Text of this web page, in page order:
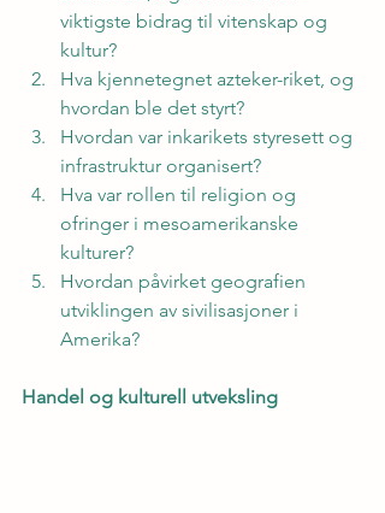
viktigste bidrag til vitenskap og
kultur?
Hva kjennetegnet azteker-riket, og
hvordan ble det styrt?
Hvordan var inkarikets styresett og
infrastruktur organisert?
Hva var rollen til religion og
ofringer i mesoamerikanske
kulturer?
Hvordan påvirket geografien
utviklingen av sivilisasjoner i
Amerika?
Handel og kulturell utveksling